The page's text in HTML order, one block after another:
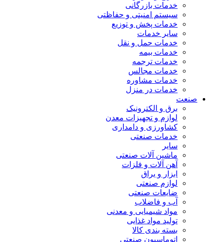
خدمات بازرگانی
سیستم امنیتی و حفاظتی
خدمات پخش و توزیع
سایر خدمات
خدمات حمل و نقل
خدمات بیمه
خدمات ترجمه
خدمات مجالس
خدمات مشاوره
خدمات در منزل
صنعت
برق و الکترونیک
لوازم و تجهیزات معدن
کشاورزی و دامداری
خدمات صنعتی
سایر
ماشین آلات صنعتی
آهن آلات و فلزات
ابزار و یراق
لوازم صنعتی
ضایعات صنعتی
آب و فاضلاب
مواد شیمیایی و معدنی
تولید مواد غذایی
بسته بندی کالا
اتوماسیون صنعتی